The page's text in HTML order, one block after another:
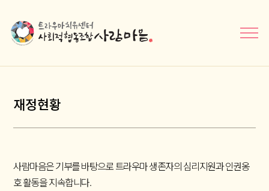
메뉴닫기
재정현황
사람마음은 기부를 바탕으로 트라우마 생존자의 심리지원과 인권옹
호 활동을 지속합니다.